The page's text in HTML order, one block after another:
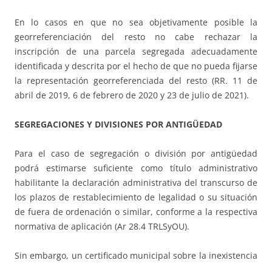
En lo casos en que no sea objetivamente posible la
georreferenciación del resto no cabe rechazar la
inscripción de una parcela segregada adecuadamente
identificada y descrita por el hecho de que no pueda fijarse
la representación georreferenciada del resto (RR. 11 de
abril de 2019, 6 de febrero de 2020 y 23 de julio de 2021).
SEGREGACIONES Y DIVISIONES POR ANTIGÜEDAD
Para el caso de segregación o división por antigüedad
podrá estimarse suficiente como título administrativo
habilitante la declaración administrativa del transcurso de
los plazos de restablecimiento de legalidad o su situación
de fuera de ordenación o similar, conforme a la respectiva
normativa de aplicación (Ar 28.4 TRLSyOU).
Sin embargo, un certificado municipal sobre la inexistencia